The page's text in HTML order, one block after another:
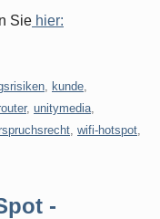
Sie hier:
kunde
, unitymedia
wifi-hotspot
-